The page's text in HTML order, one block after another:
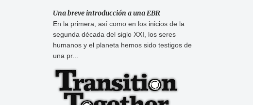
Una breve introducción a una EBR
En la primera, así como en los inicios de la
segunda década del siglo XXI, los seres
humanos y el planeta hemos sido testigos de
una pr...